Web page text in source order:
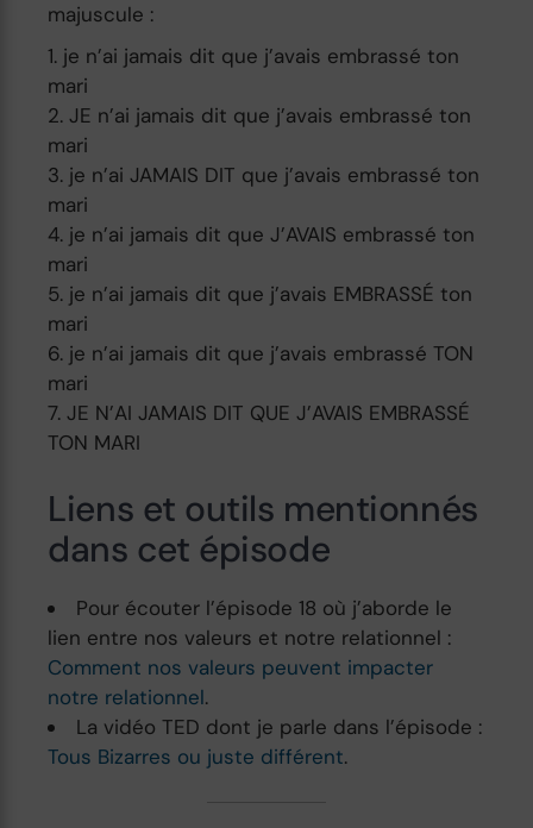
majuscule :
je n’ai jamais dit que j’avais embrassé ton
mari
JE n’ai jamais dit que j’avais embrassé ton
mari
je n’ai JAMAIS DIT que j’avais embrassé ton
mari
je n’ai jamais dit que J’AVAIS embrassé ton
mari
je n’ai jamais dit que j’avais EMBRASSÉ ton
mari
je n’ai jamais dit que j’avais embrassé TON
mari
JE N’AI JAMAIS DIT QUE J’AVAIS EMBRASSÉ
TON MARI
Liens et outils mentionnés
dans cet épisode
Pour écouter l’épisode 18 où j’aborde le
lien entre nos valeurs et notre relationnel :
Comment nos valeurs peuvent impacter
notre relationnel.
La vidéo TED dont je parle dans l’épisode :
Tous Bizarres ou juste différent.